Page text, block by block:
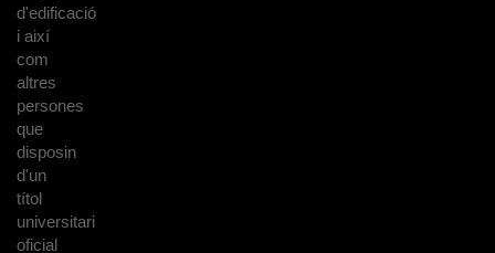
d'edificació
i així
com
altres
persones
que
disposin
d'un
títol
universitari
oficial